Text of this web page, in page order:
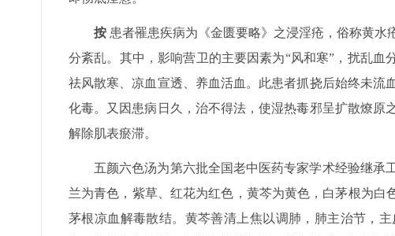
按 患者罹患疾病为《金匮要略》之浸淫疮，俗称黄
分紊乱。其中，影响营卫的主要因素为“风和寒”，扰乱血
祛风散寒、凉血宣透、养血活血。此患者抓挠后始终未流
化毒。又因患病日久，治不得法，使湿热毒邪呈扩散燎原
解除肌表瘀滞。
五颜六色汤为第六批全国老中医药专家学术经验继
兰为青色，紫草、红花为红色，黄芩为黄色，白茅根为白
茅根凉血解毒散结。黄芩善清上焦以调肺，肺主治节，